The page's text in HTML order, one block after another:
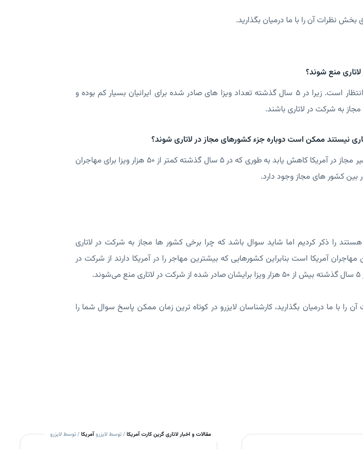
نظرات آن را با ما درمیان بگذارید.
منع شوند؟
پاسخ: در شرایط فعلی چنین چیزی دور از انتظار است. زیرا در 5 سال گذشته تعداد ویزا های صادر شده برای ایرانیان بسیار کم بوده و
مجاز به شرکت در لاتاری باشند.
نیستند ممکن است دوباره جزء کشورهای مجاز در لاتاری شوند؟
پاسخ: در صورتی که تعداد مهاجران کشور غیر مجاز در آمریکا کاهش یابد به طوری که در 5 سال گذشته کمتر از 50 هزار ویزا برای مهاجران
بین کشور های مجاز وجود دارد.
را ذکر کردیم اما شاید سوال باشد که چرا برخی کشور ها مجاز به شرکت در لاتاری
مهاجران آمریکا است بنابراین کشورهایی که بیشترین مهاجر را در آمریکا دارند از شرکت در
با ما درمیان بگذارید، کارشناسان لایزرو در کوتاه ترین زمان ممکن پاسخ سوال شما را
مقالات و اخبار لاتاری گرین کارت آمریکا/ توسط لایزروآمریکا/ توسط لایزرو